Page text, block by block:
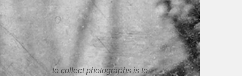
to collect photographs is to